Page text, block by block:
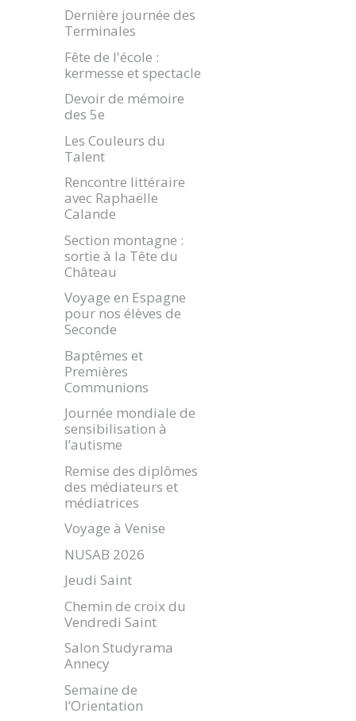
Dernière journée des
Terminales
Fête de l'école :
kermesse et spectacle
Devoir de mémoire
des 5e
Les Couleurs du
Talent
Rencontre littéraire
avec Raphaëlle
Calande
Section montagne :
sortie à la Tête du
Château
Voyage en Espagne
pour nos élèves de
Seconde
Baptêmes et
Premières
Communions
Journée mondiale de
sensibilisation à
l’autisme
Remise des diplômes
des médiateurs et
médiatrices
Voyage à Venise
NUSAB 2026
Jeudi Saint
Chemin de croix du
Vendredi Saint
Salon Studyrama
Annecy
Semaine de
l’Orientation